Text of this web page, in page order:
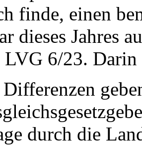
finde, einen
dieses Jahres
LVG 6/23.
durch die